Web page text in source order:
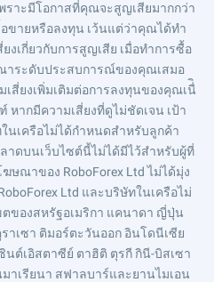
ราะมีโอกาสที่คุณจะสูญเสียมากกว่า
ขายหรือลงทุน เว้นแต่ว่าคุณได้ทำ
ยงเกี่ยวกับการสูญเสีย เมื่อทำการซื้อ
ระดับประสบการณ์ของคุณเสมอ
สี่ยงเพิ่มเติมต่อการลงทุนของคุณเนื่ิ
ากมีความเสี่ยงที่ดูไม่ชัดเจน เป้า
นเครือไม่ได้กำหนดสำหรับลูกค้า
าดบนเว็บไซต์นี้ไม่ได้มีไว้สำหรับผู้ที่
ษณาของ RoboForex Ltd ไม่ได้มุ่ง
Ltd และบริษัทในเครือไม่
ของสหรัฐอเมริกา แคนาดา ญี่ปุ่น
าเซา ติมอร์ตะวันออก อินโดนีเซีย
นต์เอิสตาซีย์ ตาฮิติ ตุรกี กินี-บิสเซา
าเรียนา สฟาลบาร์และยานไมเอน